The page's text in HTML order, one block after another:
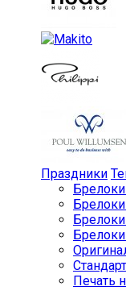
Праздники
Печать